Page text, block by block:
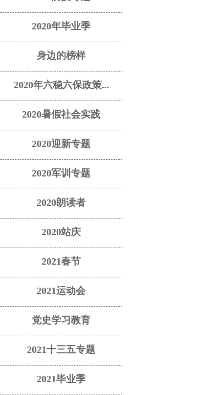
2020年毕业季
身边的榜样
2020年六稳六保政策...
2020暑假社会实践
2020迎新专题
2020军训专题
2020朗读者
2020站庆
2021春节
2021运动会
党史学习教育
2021十三五专题
2021毕业季